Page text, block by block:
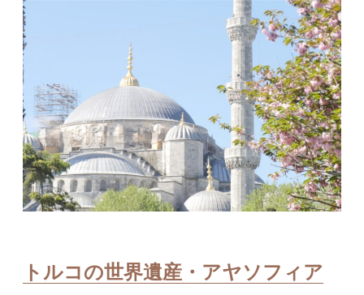
トルコの世界遺産・アヤソフィア